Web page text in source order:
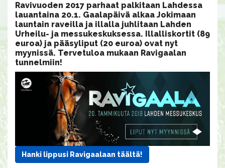
Ravivuoden 2017 parhaat palkitaan Lahdessa
lauantaina 20.1. Gaalapäivä alkaa Jokimaan
launtain raveilla ja illalla juhlitaan Lahden
Urheilu- ja messukeskuksessa. Illalliskortit (89
euroa) ja pääsyliput (20 euroa) ovat nyt
myynissä. Tervetuloa mukaan Ravigaalan
tunnelmiin!
Hanki lippusi Ravigaalaan täältä!